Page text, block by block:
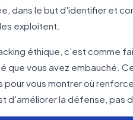
dans le but d'identifier et
exploitent.
éthique, c'est comme
que vous avez embauché.
vous montrer où
d'améliorer la défense, pas